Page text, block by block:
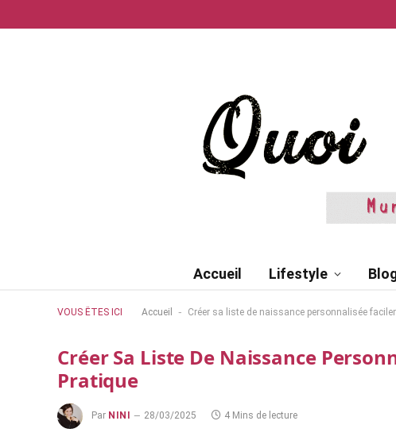
Accueil Lifestyle
VOUS ÊTES ICI Accueil - Créer sa liste de naissance personnalisée
Créer Sa Liste De Naissance
Pratique
Par NINI 28/03/2025 4 Mins de lecture